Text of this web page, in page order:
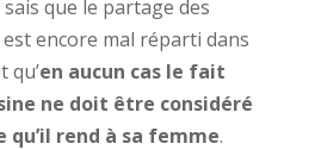
sais que le partage des
encore mal réparti dans
qu’en aucun cas le fait
ne doit être considéré
qu’il rend à sa femme.